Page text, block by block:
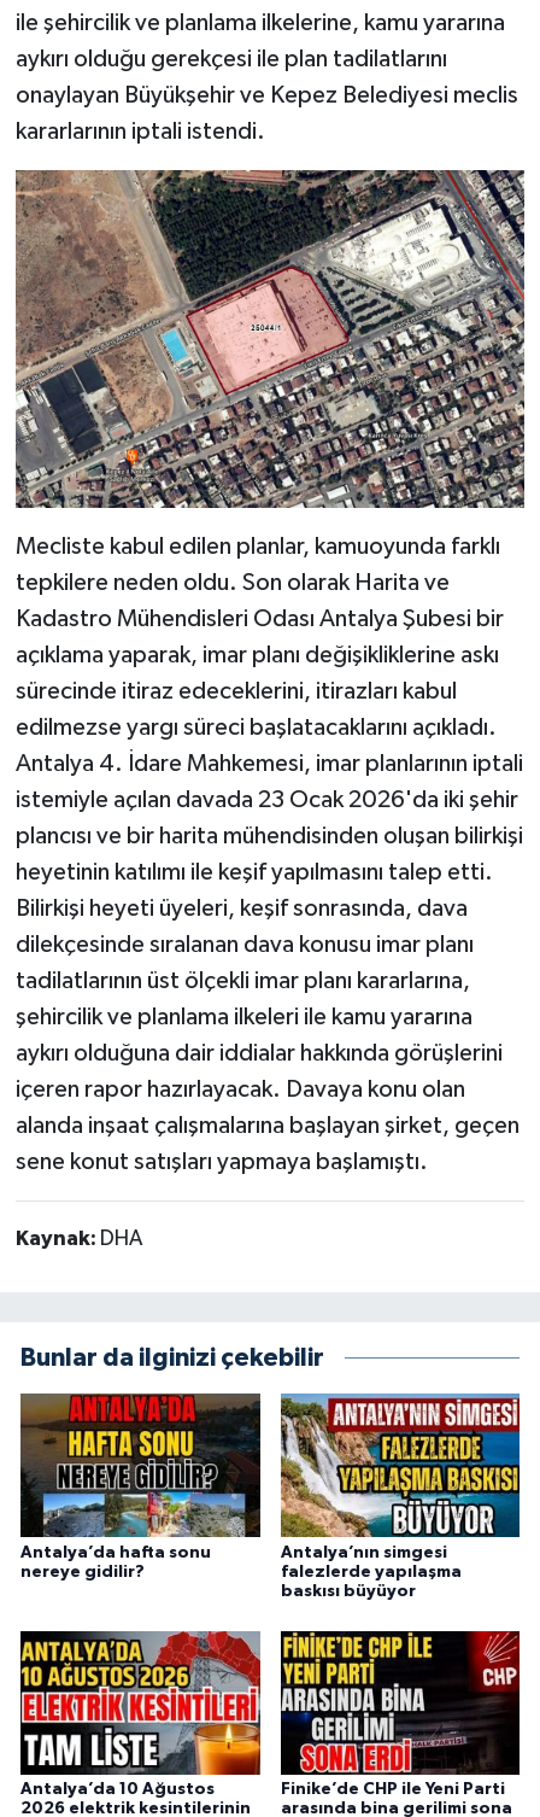
ile şehircilik ve planlama ilkelerine, kamu yararına
aykırı olduğu gerekçesi ile plan tadilatlarını
onaylayan Büyükşehir ve Kepez Belediyesi meclis
kararlarının iptali istendi.
Mecliste kabul edilen planlar, kamuoyunda farklı
tepkilere neden oldu. Son olarak Harita ve
Kadastro Mühendisleri Odası Antalya Şubesi bir
açıklama yaparak, imar planı değişikliklerine askı
sürecinde itiraz edeceklerini, itirazları kabul
edilmezse yargı süreci başlatacaklarını açıkladı.
Antalya 4. İdare Mahkemesi, imar planlarının iptali
istemiyle açılan davada 23 Ocak 2026'da iki şehir
plancısı ve bir harita mühendisinden oluşan bilirkişi
heyetinin katılımı ile keşif yapılmasını talep etti.
Bilirkişi heyeti üyeleri, keşif sonrasında, dava
dilekçesinde sıralanan dava konusu imar planı
tadilatlarının üst ölçekli imar planı kararlarına,
şehircilik ve planlama ilkeleri ile kamu yararına
aykırı olduğuna dair iddialar hakkında görüşlerini
içeren rapor hazırlayacak. Davaya konu olan
alanda inşaat çalışmalarına başlayan şirket, geçen
sene konut satışları yapmaya başlamıştı.
Kaynak: DHA
Bunlar da ilginizi çekebilir
Antalya’da hafta sonu
nereye gidilir?
Antalya’nın simgesi
falezlerde yapılaşma
baskısı büyüyor
Antalya’da 10 Ağustos
2026 elektrik kesintilerinin
Finike’de CHP ile Yeni Parti
arasında bina gerilimi sona